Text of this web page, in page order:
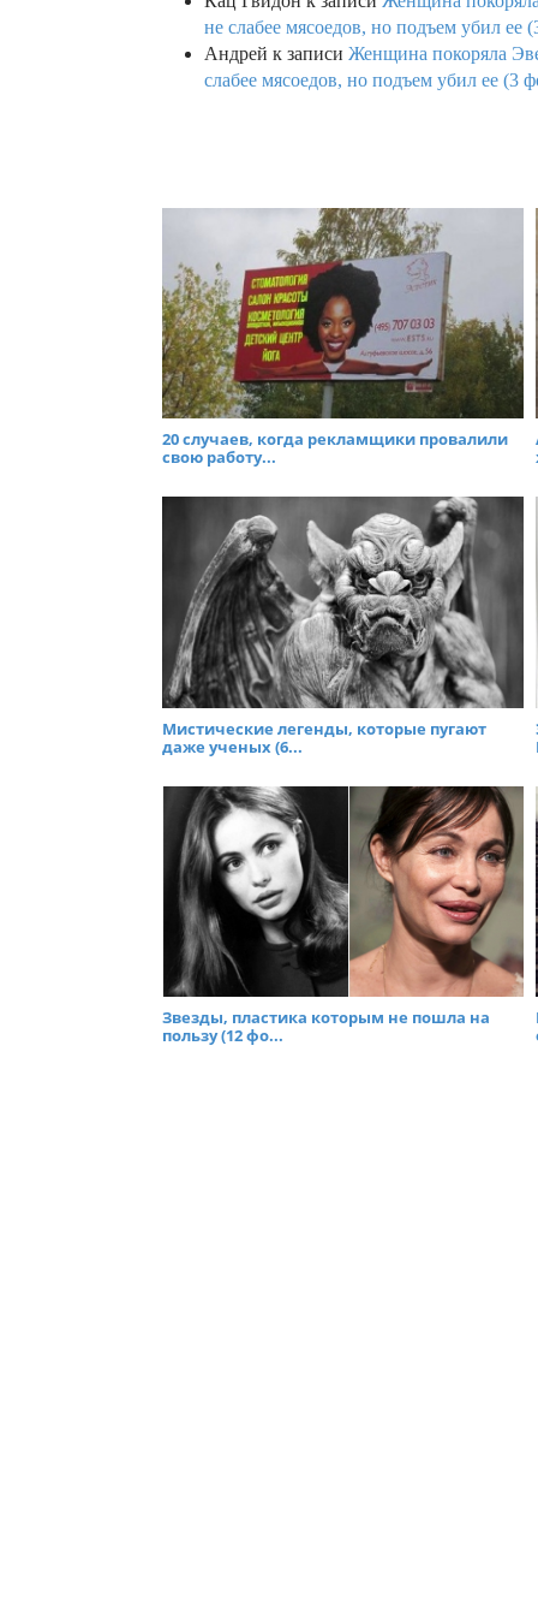
не слабее мясоедов, но подъем убил ее
Андрей к записи Женщина покоряла
слабее мясоедов, но подъем убил ее (3
20 случаев, когда рекламщики провалили
свою работу...
Мистические легенды, которые пугают
даже ученых (6...
Звезды, пластика которым не пошла на
пользу (12 фо...